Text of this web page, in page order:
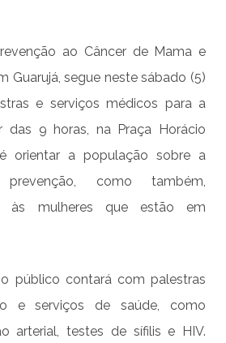
ao Câncer de Mama e
Guarujá, segue neste sábado (5)
e serviços médicos para a
das 9 horas, na Praça Horácio
orientar a população sobre a
como também,
às mulheres que estão em
público contará com palestras
e serviços de saúde, como
arterial, testes de sífilis e HIV.